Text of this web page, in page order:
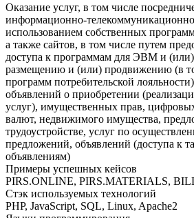
Оказание услуг, в том числе
информационно-
использованием собственных
а также сайтов, в том числе путем
доступа к программам для ЭВМ и
размещению и (или) продвижению (в
программ потребительской
объявлений о приобретении
услуг), имущественных прав,
валют, недвижимого имущества,
трудоустройстве, услуг по
предложений, объявлений (доступа к
объявлениям)
Примеры успешных кейсов
PIRS.ONLINE, PIRS.MATERIALS,
Стэк используемых технологий
PHP, JavaScript, SQL, Linux, Apache2